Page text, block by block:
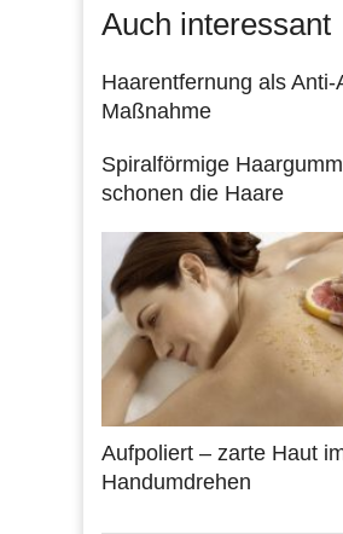
Auch interessant
Haarentfernung als Anti-
Maßnahme
Spiralförmige
schonen die Haare
Aufpoliert – zarte Haut
Handumdrehen